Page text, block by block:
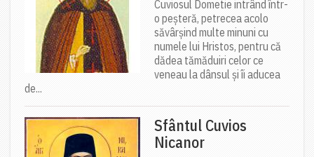
Cuviosul Dometie intrând într-
o peșteră, petrecea acolo
săvârșind multe minuni cu
numele lui Hristos, pentru că
dădea tămăduiri celor ce
veneau la dânsul și îi aducea
de...
Sfântul Cuvios
Nicanor